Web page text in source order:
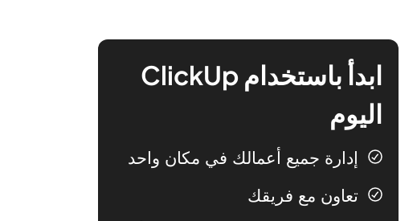
ابدأ باستخدام ClickUp
اليوم
إدارة جميع أعمالك في مكان واحد
تعاون مع فريقك